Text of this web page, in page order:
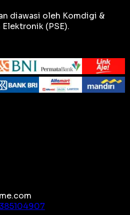
diawasi oleh Komdigi &
(PSE).